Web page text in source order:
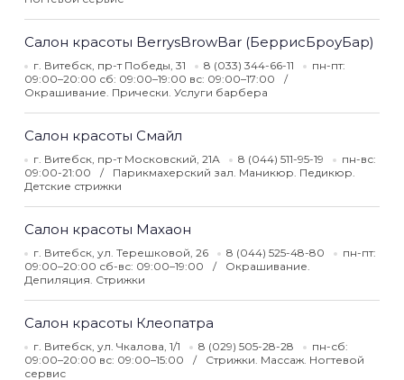
Салон красоты BerrysBrowBar (БеррисБроуБар)
г. Витебск, пр-т Победы, 31 8 (033) 344-66-11
пн-пт:
09:00–20:00 сб: 09:00–19:00 вс: 09:00–17:00
Окрашивание. Прически. Услуги барбера
Салон красоты Смайл
г. Витебск, пр-т Московский, 21А 8 (044) 511-95-19
пн-вс:
09:00-21:00
Парикмахерский зал. Маникюр. Педикюр.
Детские стрижки
Салон красоты Махаон
г. Витебск, ул. Терешковой, 26 8 (044) 525-48-80
пн-пт:
09:00–20:00 сб-вс: 09:00–19:00
Окрашивание.
Депиляция. Стрижки
Салон красоты Клеопатра
г. Витебск, ул. Чкалова, 1/1 8 (029) 505-28-28
пн-сб:
09:00–20:00 вс: 09:00–15:00
Стрижки. Массаж. Ногтевой
сервис